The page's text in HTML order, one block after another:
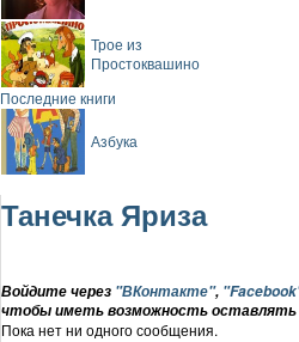
Трое из
Простоквашино
Последние книги
Азбука
Танечка Яриза
Войдите через "ВКонтакте",
чтобы иметь возможность оставлять
Пока нет ни одного сообщения.